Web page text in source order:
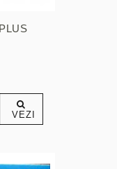
VEZI